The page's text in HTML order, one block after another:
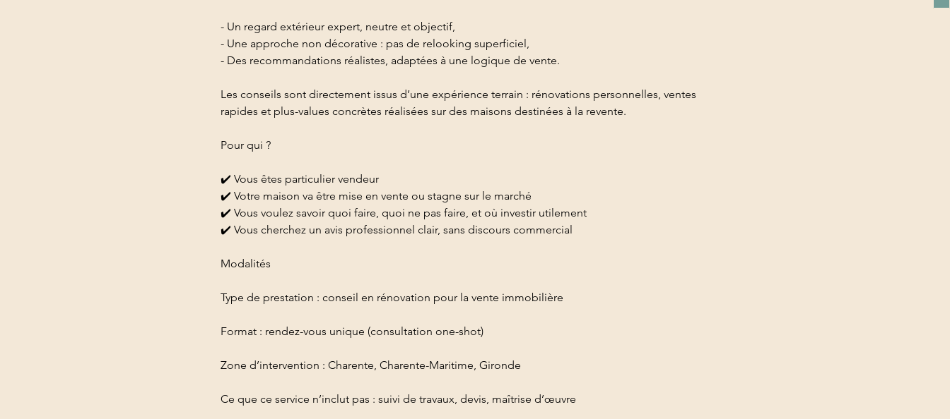
- Un regard extérieur expert, neutre et objectif,
- Une approche non décorative : pas de relooking superficiel,
- Des recommandations réalistes, adaptées à une logique de vente.
Les conseils sont directement issus d’une expérience terrain : rénovations personnelles, ventes
rapides et plus-values concrètes réalisées sur des maisons destinées à la revente.
Pour qui ?
✔️ Vous êtes particulier vendeur
✔️ Votre maison va être mise en vente ou stagne sur le marché
✔️ Vous voulez savoir quoi faire, quoi ne pas faire, et où investir utilement
✔️ Vous cherchez un avis professionnel clair, sans discours commercial
Modalités
Type de prestation : conseil en rénovation pour la vente immobilière
Format : rendez-vous unique (consultation one-shot)
Zone d’intervention : Charente, Charente-Maritime, Gironde
Ce que ce service n’inclut pas : suivi de travaux, devis, maîtrise d’œuvre